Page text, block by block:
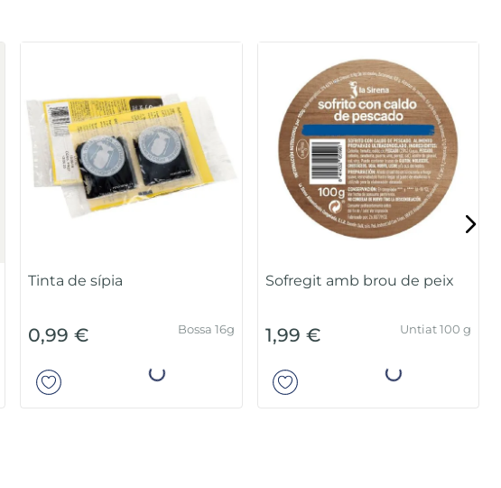
Tinta de sípia
0,99 € Bossa 16g
Sofregit amb brou de peix
1,99 € Untiat 100 g